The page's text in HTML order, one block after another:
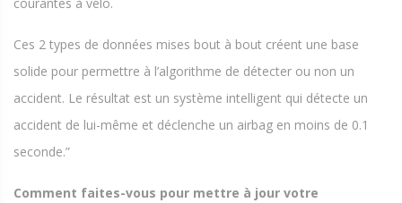
Ces 2 types de données mises bout à bout créent une base
solide pour permettre à l’algorithme de détecter ou non un
accident. Le résultat est un système intelligent qui détecte un
accident de lui-même et déclenche un airbag en moins de 0.1
seconde.”
Comment faites-vous pour mettre à jour votre